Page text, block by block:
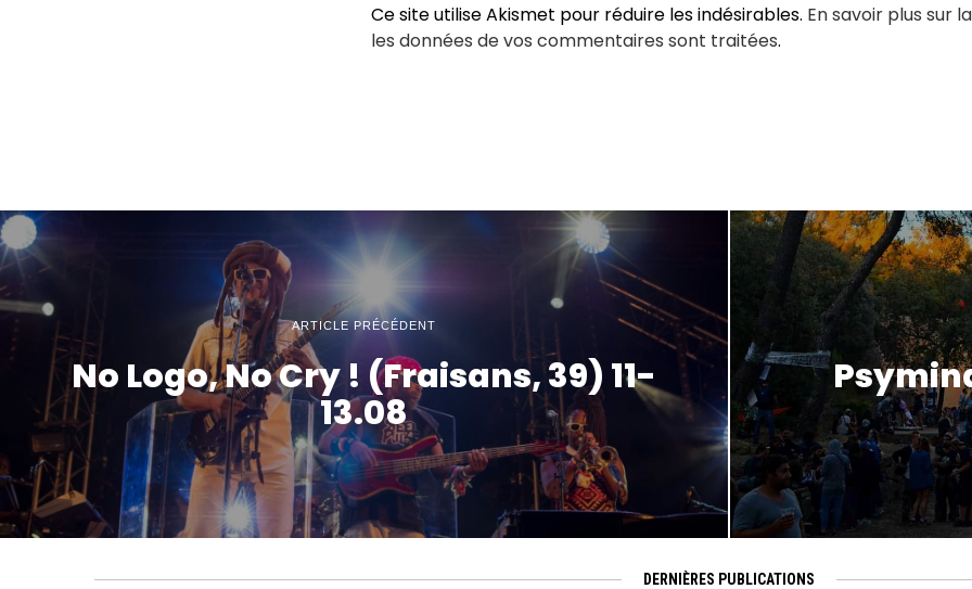
Ce site utilise Akismet pour réduire les indésirables. En savoir plus sur
les données de vos commentaires sont traitées.
ARTICLE PRÉCÉDENT
No Logo, No Cry ! (Fraisans, 39) 11-
13.08
DERNIÈRES PUBLICATIONS